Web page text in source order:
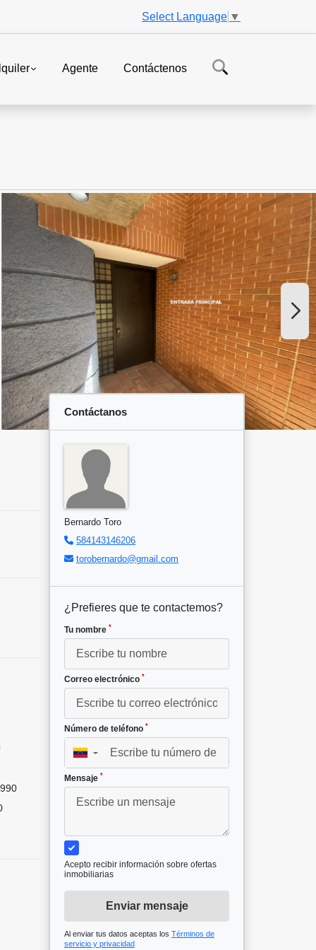
Select Language ▼
Agente Contáctenos
Contáctanos
Bernardo Toro
584143146206
torobernardo@gmail.com
¿Prefieres que te contactemos?
Tu nombre *
Correo electrónico *
Número de teléfono *
▼
Mensaje *
Acepto recibir información sobre ofertas
inmobiliarias
Enviar mensaje
Al enviar tus datos aceptas los Términos de
servicio y privacidad